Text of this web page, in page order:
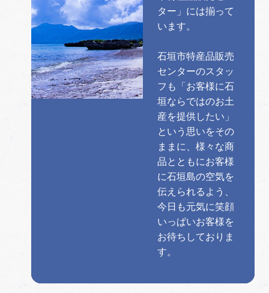
ター」には揃って
います。
石垣市特産品販売
センターのスタッ
フも「お客様に石
垣ならではのお土
産を提供したい」
という思いをその
ままに、様々な商
品とともにお客様
に石垣島の空気を
伝えられるよう、
今日も元気に笑顔
いっぱいお客様を
お待ちしておりま
す。